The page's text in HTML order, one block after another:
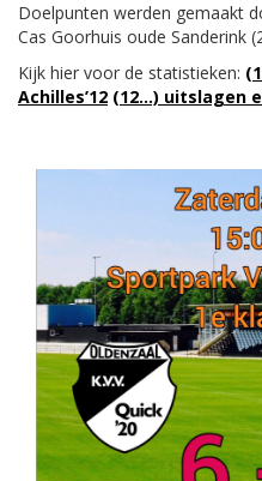
Doelpunten werden gemaakt
Cas Goorhuis oude Sanderink
Kijk hier voor de statistieken:
Achilles’12 (12…) uitslagen